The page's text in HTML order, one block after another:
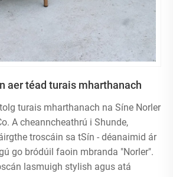
aer téad turais mharthanach
turais mharthanach na Síne Norler
A cheanncheathrú i Shunde,
troscáin sa tSín - déanaimid ár
go bródúil faoin mbranda "Norler".
lasmuigh stylish agus atá